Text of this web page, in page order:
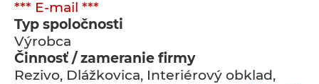
*** E-mail ***
Typ spoločnosti
Výrobca
Činnosť / zameranie firmy
Rezivo, Dlážkovica, Interiérový obklad,